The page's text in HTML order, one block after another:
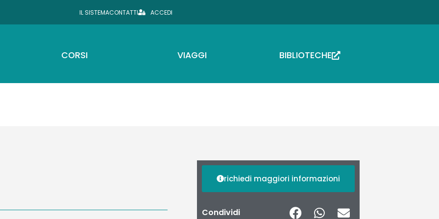
IL SISTEMACONTATTI ACCEDI
CORSI VIAGGI BIBLIOTECHE
richiedi maggiori informazioni
Condividi